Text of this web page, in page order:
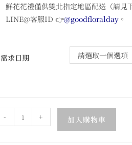
鮮花花禮僅供雙北指定地區配送（請見
LINE@客服ID 👉@goodfloralday。
需求日期 請選取一個選項
- + 加入購物車